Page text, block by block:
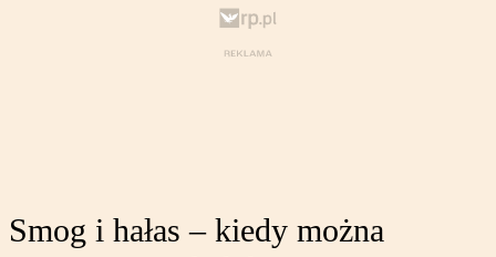
Smog i hałas – kiedy można